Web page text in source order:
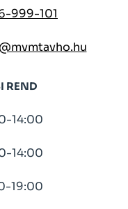
999-101
REND
14:00
14:00
19:00